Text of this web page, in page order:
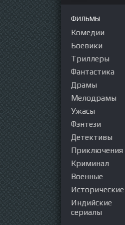
ФИЛЬМЫ
Комедии
Боевики
Триллеры
Фантастика
Драмы
Мелодрамы
Ужасы
Фэнтези
Детективы
Приключения
Криминал
Военные
Исторические
Индийские
сериалы